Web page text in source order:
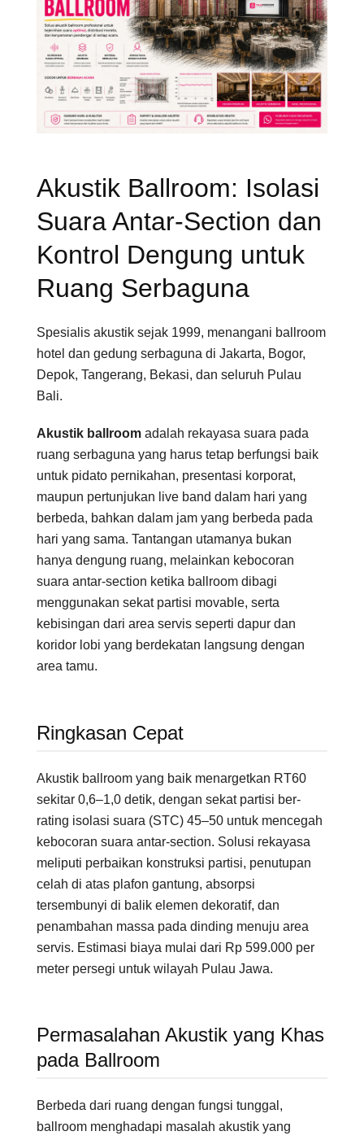
Akustik Ballroom: Isolasi
Suara Antar-Section dan
Kontrol Dengung untuk
Ruang Serbaguna
Spesialis akustik sejak 1999, menangani ballroom
hotel dan gedung serbaguna di Jakarta, Bogor,
Depok, Tangerang, Bekasi, dan seluruh Pulau
Bali.
Akustik ballroom adalah rekayasa suara pada
ruang serbaguna yang harus tetap berfungsi baik
untuk pidato pernikahan, presentasi korporat,
maupun pertunjukan live band dalam hari yang
berbeda, bahkan dalam jam yang berbeda pada
hari yang sama. Tantangan utamanya bukan
hanya dengung ruang, melainkan kebocoran
suara antar-section ketika ballroom dibagi
menggunakan sekat partisi movable, serta
kebisingan dari area servis seperti dapur dan
koridor lobi yang berdekatan langsung dengan
area tamu.
Ringkasan Cepat
Akustik ballroom yang baik menargetkan RT60
sekitar 0,6–1,0 detik, dengan sekat partisi ber-
rating isolasi suara (STC) 45–50 untuk mencegah
kebocoran suara antar-section. Solusi rekayasa
meliputi perbaikan konstruksi partisi, penutupan
celah di atas plafon gantung, absorpsi
tersembunyi di balik elemen dekoratif, dan
penambahan massa pada dinding menuju area
servis. Estimasi biaya mulai dari Rp 599.000 per
meter persegi untuk wilayah Pulau Jawa.
Permasalahan Akustik yang Khas
pada Ballroom
Berbeda dari ruang dengan fungsi tunggal,
ballroom menghadapi masalah akustik yang